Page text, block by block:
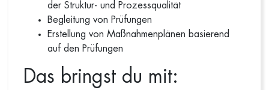
der Struktur- und Prozessqualität
Begleitung von Prüfungen
Erstellung von Maßnahmenplänen basierend
auf den Prüfungen
Das bringst du mit: